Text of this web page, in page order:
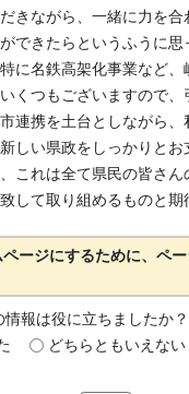
きながら、一緒に力を合
できたらというふうに思
に名鉄高架化事業など、
くつもございますので
連携を土台としながら
しい県政をしっかりとお
これは全て県民の皆さん
して取り組めるものと期
ージにするために、ペ
情報は役に立ちましたか？
どちらともいえない